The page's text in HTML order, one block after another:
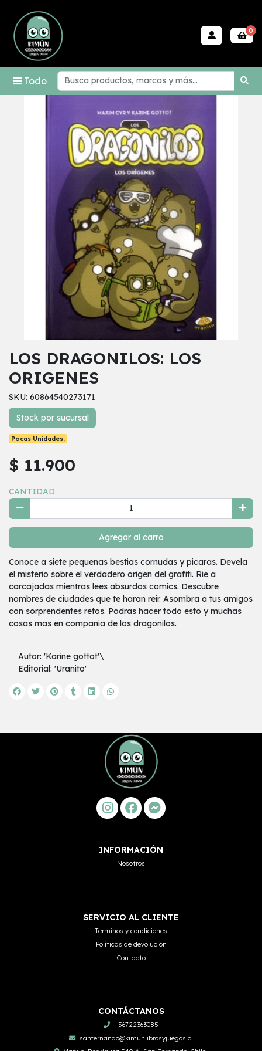
Todo
0
LOS DRAGONILOS: LOS
ORIGENES
SKU: 60864540273171
Stock por sucursal
Pocas Unidades.
$ 11.900
CANTIDAD
Agregar al carro
Conoce a siete pequenas bestias cornudas y picaras. Devela
el misterio sobre el verdadero origen del grafiti. Rie a
carcajadas mientras lees absurdos comics. Descubre
nombres de ciudades que te haran reir. Asombra a tus amigos
con sorprendentes retos. Podras hacer todo esto y muchas
cosas mas en compania de los dragonilos.
Autor: 'Karine gottot'\
Editorial: 'Uranito'
INFORMACIÓN
Nosotros
SERVICIO AL CLIENTE
Terminos y condiciones
Políticas de devolución
Contacto
CONTÁCTANOS
+56722363085
sanfernando@kimunlibrosyjuegos.cl